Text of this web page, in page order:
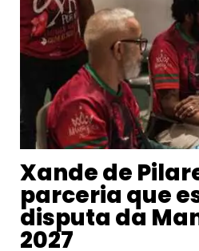
Xande de
parceria que
disputa da
2027